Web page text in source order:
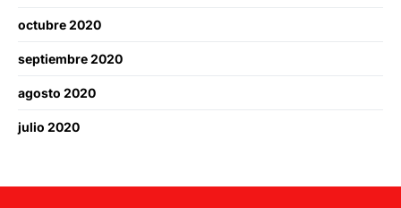
octubre 2020
septiembre 2020
agosto 2020
julio 2020